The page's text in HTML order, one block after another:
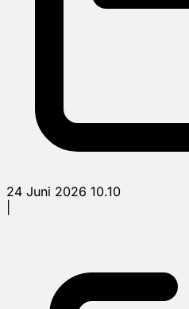
24 Juni 2026 10.10